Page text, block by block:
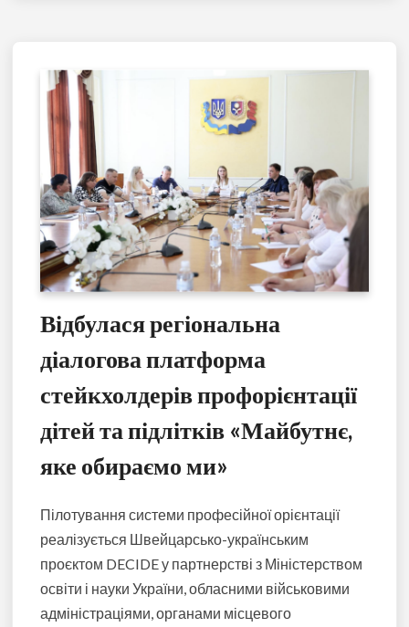
Відбулася регіональна
діалогова платформа
стейкхолдерів профорієнтації
дітей та підлітків «Майбутнє,
яке обираємо ми»
Пілотування системи професійної орієнтації
реалізується Швейцарсько-українським
проєктом DECIDE у партнерстві з Міністерством
освіти і науки України, обласними військовими
адміністраціями, органами місцевого